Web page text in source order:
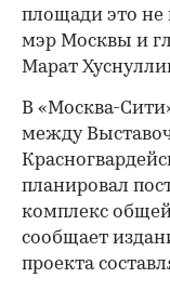
площади это не
мэр Москвы и
Марат
В «Москва-
между
планировал
комплекс
сообщает
проекта